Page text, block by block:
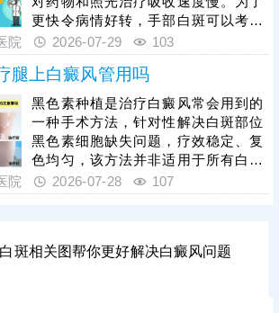
护、忌口、防晒等护理工作，能稳固
手术效果，避免白斑复发。
更快令病情好转，手部白斑可以考虑
综合方法治疗：药物+照光，增强单位
时间内的疗效;对于治疗见效慢的情
况，可以进行药物渗透，加快药物吸
收速度，提升药物利用率。若是患者
病情稳定，满足手术条件可以做黑色
素细胞种植手术，自体活性色素细胞
移植，无排斥，成活率高。
院 2026-07-29 103
腿上白癜风管用吗
黑色素种植是治疗白癜风常会用到的
一种手术方法，针对性解决白斑部位
黑色素细胞缺失问题，疗效稳定、复
色均匀，该方法并非适用于所有白癜
风患者，仅针对病情稳定、白斑半年
内无扩散、无新发皮损的患者效果明
术与丰富临床经验，手术成活率高，
院 2026-07-28 107
白斑相关图帮你更好解决白癜风问题